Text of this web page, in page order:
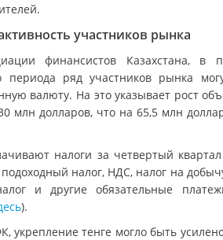
участников рынка
финансистов Казахстана, в
периода ряд участников рынка
валюту. На это указывает рост
млн долларов, что на 65,5 млн
налоги за четвертый квартал
налог, НДС, налог на
и другие обязательные
).
укрепление тенге могло быть